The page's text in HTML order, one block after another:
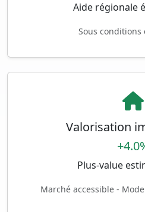
Aide régionale
Sous conditions
Valorisation
Plus-value
Marché accessible -